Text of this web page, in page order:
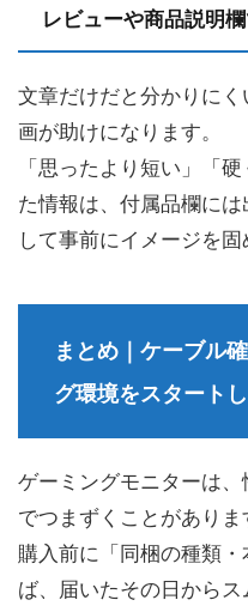
レビューや商品説明
文章だけだと分かりに
画が助けになります。
「思ったより短い」「
た情報は、付属品欄に
して事前にイメージを固
まとめ｜ケーブル
グ環境をスタート
ゲーミングモニターは、
でつまずくことがありま
購入前に「同梱の種類
ば、届いたその日から